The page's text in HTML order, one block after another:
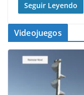
Seguir Leyendo
Videojuegos